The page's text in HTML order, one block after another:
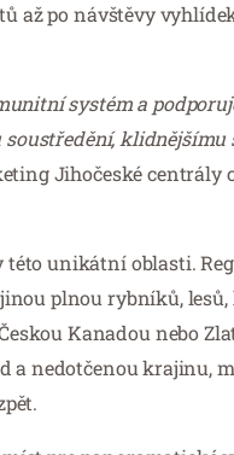
až po návštěvy
systém a
klidnějšímu
Jihočeské centrály
unikátní oblasti.
plnou rybníků,
Kanadou nebo
a nedotčenou krajinu,